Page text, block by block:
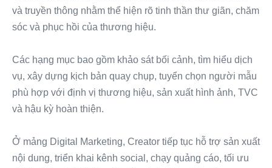
và truyền thông nhằm thể hiện rõ tinh thần thư giãn, chăm
sóc và phục hồi của thương hiệu.
Các hạng mục bao gồm khảo sát bối cảnh, tìm hiểu dịch
vụ, xây dựng kịch bản quay chụp, tuyển chọn người mẫu
phù hợp với định vị thương hiệu, sản xuất hình ảnh, TVC
và hậu kỳ hoàn thiện.
Ở mảng Digital Marketing, Creator tiếp tục hỗ trợ sản xuất
nội dung, triển khai kênh social, chạy quảng cáo, tối ưu